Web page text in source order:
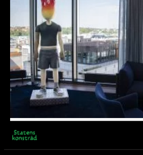
Konstkollektion på
Utbetalningsmyndigheten